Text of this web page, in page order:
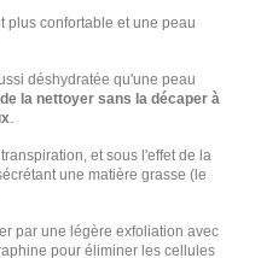
plus confortable et une peau
déshydratée qu'une peau
la nettoyer sans la décaper à
.
et sous l'effet de la
une matière grasse (le
par une légère exfoliation avec
pour éliminer les cellules